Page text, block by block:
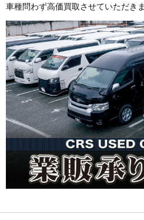
車種問わず高価買取させていただきま